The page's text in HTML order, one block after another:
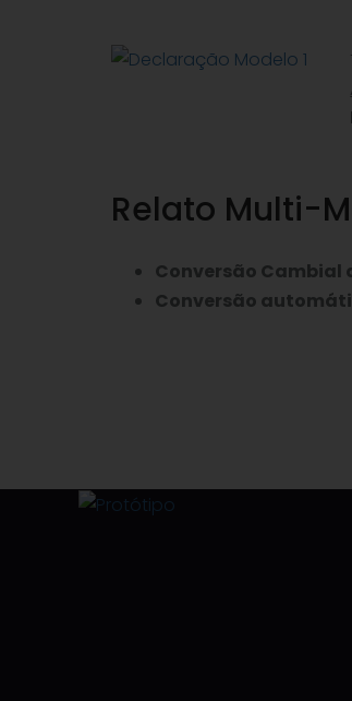
Relato Multi-
Conversão
Conversão